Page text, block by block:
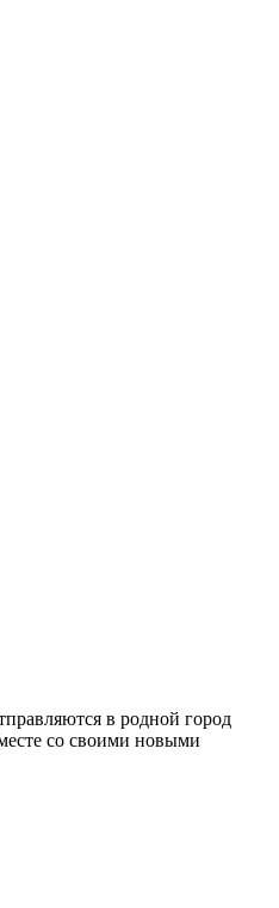
в родной город
со своими новыми